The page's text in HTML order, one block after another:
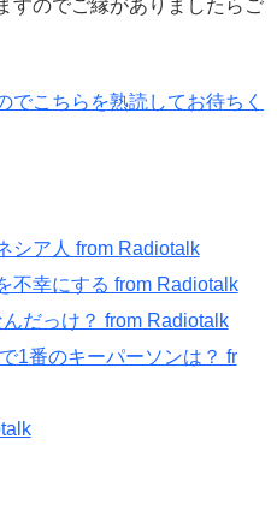
すのでご縁がありましたらご
でこちらを熟読してお待ちく
シア人 from Radiotalk
不幸にする from Radiotalk
だっけ？ from Radiotalk
1番のキーパーソンは？ fr